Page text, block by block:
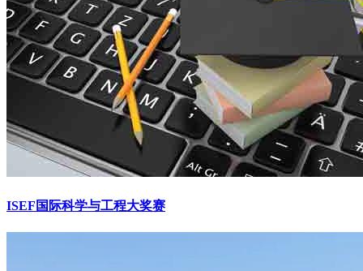
ISEF国际科学与工程大奖赛